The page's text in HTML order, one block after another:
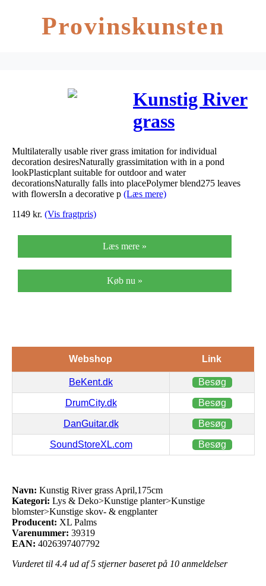
Provinskunsten
Kunstig River
grass
April,175cm
Multilaterally usable river grass imitation for individual
decoration desiresNaturally grassimitation with in a pond
lookPlasticplant suitable for outdoor and water
decorationsNaturally falls into placePolymer blend275 leaves
with flowersIn a decorative p (Læs mere)
1149 kr. (Vis fragtpris)
Læs mere »
Køb nu »
Webshop Link
BeKent.dk Besøg
DrumCity.dk Besøg
DanGuitar.dk Besøg
SoundStoreXL.com Besøg
Navn: Kunstig River grass April,175cm
Kategori: Lys & Deko>Kunstige planter>Kunstige
blomster>Kunstige skov- & engplanter
Producent: XL Palms
Varenummer: 39319
EAN: 4026397407792
Vurderet til 4.4 ud af 5 stjerner baseret på 10 anmeldelser